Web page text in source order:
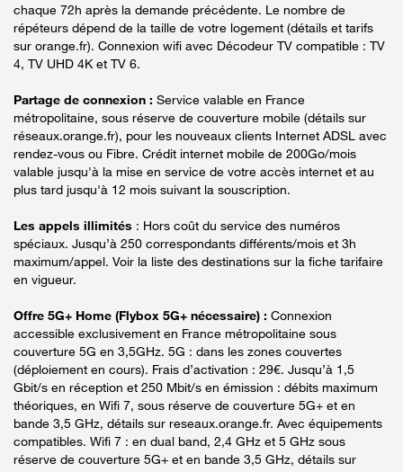
chaque 72h après la demande précédente. Le nombre de
répéteurs dépend de la taille de votre logement (détails et tarifs
sur orange.fr). Connexion wifi avec Décodeur TV compatible : TV
4, TV UHD 4K et TV 6.
Partage de connexion : Service valable en France
métropolitaine, sous réserve de couverture mobile (détails sur
réseaux.orange.fr), pour les nouveaux clients Internet ADSL avec
rendez-vous ou Fibre. Crédit internet mobile de 200Go/mois
valable jusqu'à la mise en service de votre accès internet et au
plus tard jusqu'à 12 mois suivant la souscription.
Les appels illimités : Hors coût du service des numéros
spéciaux. Jusqu’à 250 correspondants différents/mois et 3h
maximum/appel. Voir la liste des destinations sur la fiche tarifaire
en vigueur.
Offre 5G+ Home (Flybox 5G+ nécessaire) : Connexion
accessible exclusivement en France métropolitaine sous
couverture 5G en 3,5GHz. 5G : dans les zones couvertes
(déploiement en cours). Frais d’activation : 29€. Jusqu’à 1,5
Gbit/s en réception et 250 Mbit/s en émission : débits maximum
théoriques, en Wifi 7, sous réserve de couverture 5G+ et en
bande 3,5 GHz, détails sur reseaux.orange.fr. Avec équipements
compatibles. Wifi 7 : en dual band, 2,4 GHz et 5 GHz sous
réserve de couverture 5G+ et en bande 3,5 GHz, détails sur